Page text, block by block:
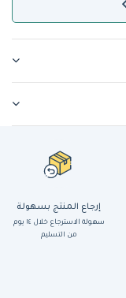
إرجاع المنتج بسهولة
سهولة الاسترجاع خلال ١٤ يوم
من التسليم